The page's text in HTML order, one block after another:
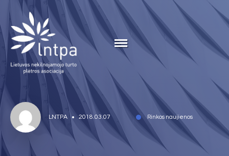
LNTPA 2018.03.07 Rinkos naujienos